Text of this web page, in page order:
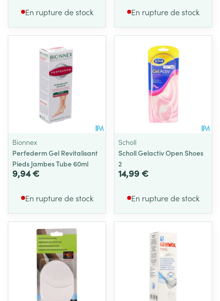
En rupture de stock En rupture de stock
Bionnex
Perfederm Gel Revitalisant
Pieds Jambes Tube 60ml
9,94 €
En rupture de stock
Scholl
Scholl Gelactiv Open Shoes
2
14,99 €
En rupture de stock